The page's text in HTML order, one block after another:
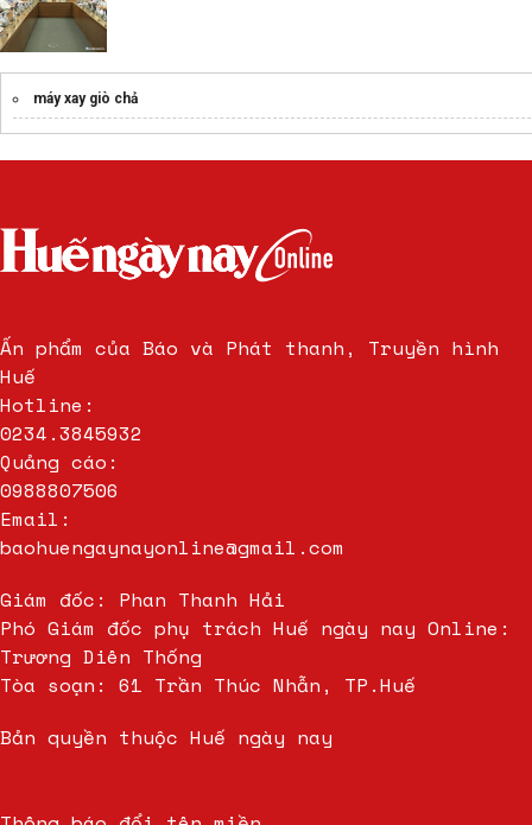
máy xay giò chả
Ấn phẩm của Báo và Phát thanh, Truyền hình
Huế
Hotline:
0234.3845932
Quảng cáo:
0988807506
Email:
baohuengaynayonline@gmail.com
Giám đốc: Phan Thanh Hải
Phó Giám đốc phụ trách Huế ngày nay Online:
Trương Diên Thống
Tòa soạn: 61 Trần Thúc Nhẫn, TP.Huế
Bản quyền thuộc Huế ngày nay